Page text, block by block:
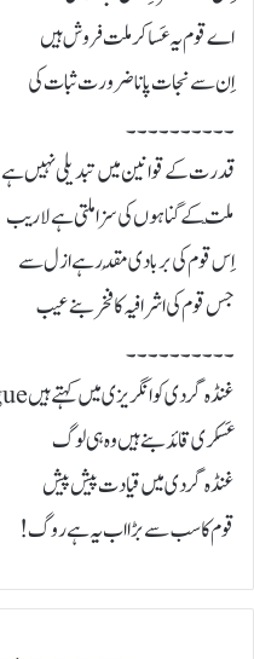
اے قوم یہ عَساکر ملت فروش ہیں
اِن سے نجات پانا ضرورت ثبات کی
۔۔۔۔۔۔۔۔۔۔
قدرت کے قوانین میں تبدیلی نہیں ہے
ملّت کے گناہوں کی سزا ملتی ہے لاریب
اِس قوم کی بربادی مُقدر ہے ازل سے
جس قوم کی اشرافیہ کا فخر بنے عیب
۔۔۔۔۔۔۔۔۔۔
غنڈہ گردی کو انگریزی میں کہتے ہیں rogue
عَسکری قائد بنے ہیں وہ ہی لوگ
غنڈہ گردی میں قیادت پیش پیش
قوم کا سب سے بڑا اب یہ ہے روگ!